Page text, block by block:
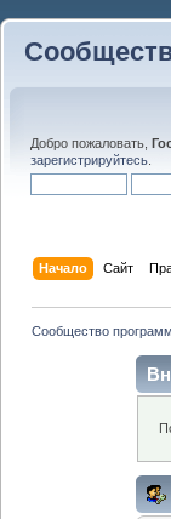
Добро пожаловать,
зарегистрируйтесь
Начало Сайт
Сообщество